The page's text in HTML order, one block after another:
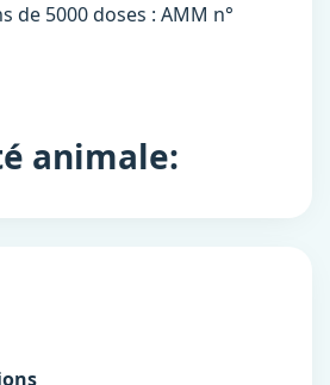
de 5000 doses : AMM n°
animale: